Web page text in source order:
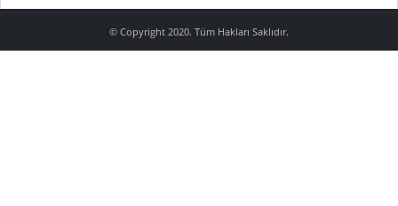
© Copyright 2020. Tüm Hakları Saklıdır.